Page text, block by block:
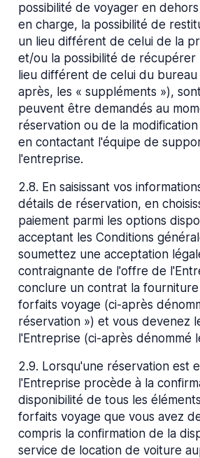
possibilité de voyager en
en charge, la possibilité de
un lieu différent de celui de la
et/ou la possibilité de récupérer
lieu différent de celui du
après, les « suppléments »),
peuvent être demandés au
réservation ou de la
en contactant l'équipe de
l'entreprise.
2.8. En saisissant vos
détails de réservation, en
paiement parmi les options
acceptant les Conditions
soumettez une acceptation
contraignante de l'offre de
conclure un contrat la
forfaits voyage (ci-après
réservation ») et vous devenez
l'Entreprise (ci-après dénommé
2.9. Lorsqu'une réservation est
l'Entreprise procède à la
disponibilité de tous les
forfaits voyage que vous avez
compris la confirmation de la
service de location de voiture